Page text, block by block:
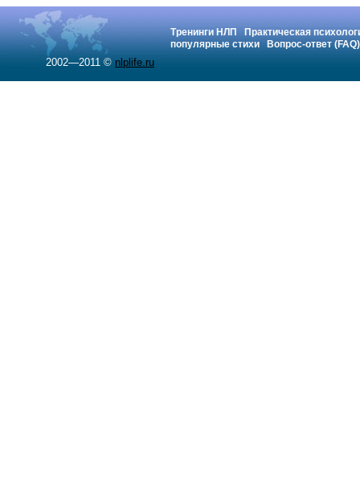
Тренинги НЛП
Практическая
популярные стихи
Вопрос-ответ (FAQ)
2002—2011 © nlplife.ru